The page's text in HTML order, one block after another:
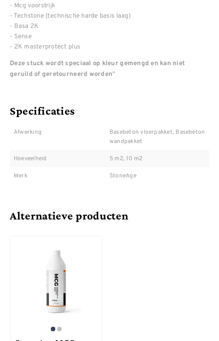
- Mcg voorstrijk
- Techstone (technische harde basis laag)
- Basa 2K
- Sense
- 2K masterprotect plus
Deze stuck wordt speciaal op kleur gemengd en kan niet
geruild of geretourneerd worden"
Specificaties
Afwerking
Basebeton vloerpakket, Basebeton
wandpakket
Hoeveelheid 5 m2, 10 m2
Merk StoneAge
Alternatieve producten